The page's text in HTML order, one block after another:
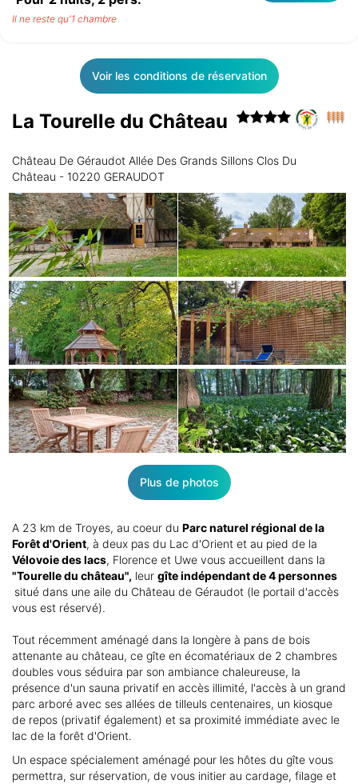
Il ne reste qu'1 chambre
Voir les conditions de réservation
La Tourelle du Château
Château De Géraudot Allée Des Grands Sillons Clos Du
Château - 10220 GERAUDOT
Plus de photos
A 23 km de Troyes, au coeur du Parc naturel régional de la
Forêt d'Orient, à deux pas du Lac d'Orient et au pied de la
Vélovoie des lacs, Florence et Uwe vous accueillent dans la
"Tourelle du château", leur gîte indépendant de 4 personnes
situé dans une aile du Château de Géraudot (le portail d'accès
vous est réservé).
Tout récemment aménagé dans la longère à pans de bois
attenante au château, ce gîte en écomatériaux de 2 chambres
doubles vous séduira par son ambiance chaleureuse, la
présence d'un sauna privatif en accès illimité, l'accès à un grand
parc arboré avec ses allées de tilleuls centenaires, un kiosque
de repos (privatif également) et sa proximité immédiate avec le
lac de la forêt d'Orient.
Un espace spécialement aménagé pour les hôtes du gîte vous
permettra, sur réservation, de vous initier au cardage, filage et